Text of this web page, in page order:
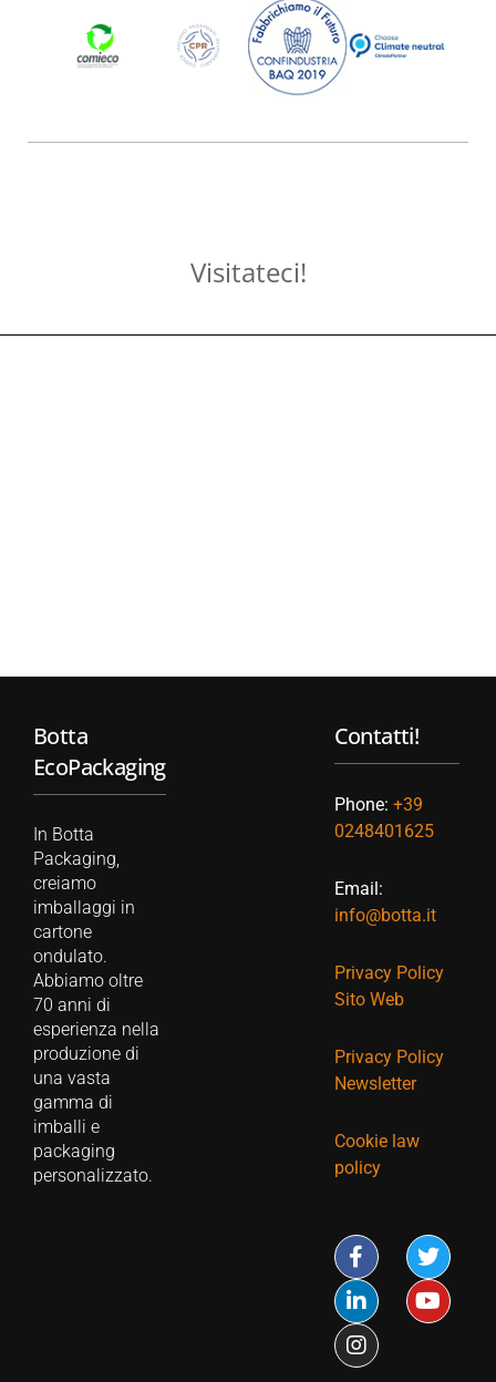
Visitateci!
Botta
EcoPackaging
In Botta
Packaging,
creiamo
imballaggi in
cartone
ondulato.
Abbiamo oltre
70 anni di
esperienza nella
produzione di
una vasta
gamma di
imballi e
packaging
personalizzato.
Contatti!
Phone: +39
0248401625
Email:
info@botta.it
Privacy Policy
Sito Web
Privacy Policy
Newsletter
Cookie law
policy